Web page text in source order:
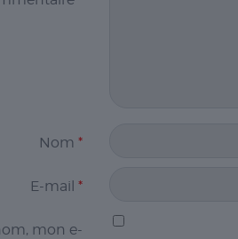
Nom *
E-mail *
mon e-